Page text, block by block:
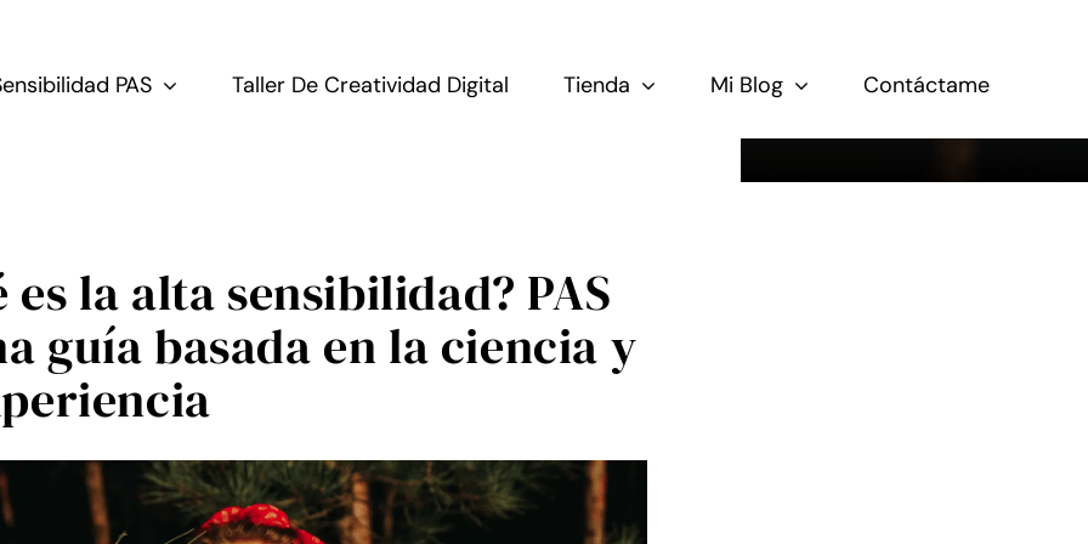
PAS Taller De Creatividad Digital Tienda Mi Blog Contáctame
es la alta sensibilidad? PAS
guía basada en la ciencia y